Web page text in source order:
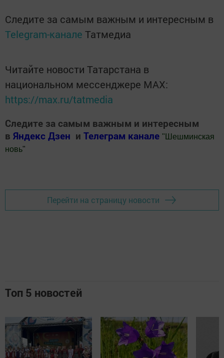
Следите за самым важным и интересным в
Telegram-канале Татмедиа
Читайте новости Татарстана в
национальном мессенджере MАХ:
https://max.ru/tatmedia
Следите за самым важным и интересным
в Яндекс Дзен и Телеграм канале " Шешминская
новь"
Перейти на страницу новости
Топ 5 новостей